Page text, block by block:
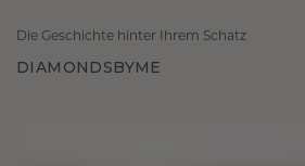
Die Geschichte hinter Ihrem Schatz
DIAMONDSBYME